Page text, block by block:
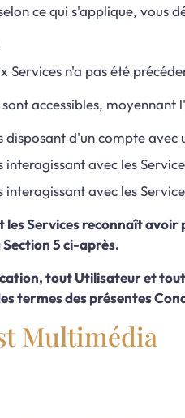
ce qui s'applique, vous
Services n'a pas été
sont accessibles,
disposant d'un compte
interagissant avec les
interagissant avec les
Services reconnaît
5 ci-après.
tout Utilisateur et
termes des présentes
Multimédia